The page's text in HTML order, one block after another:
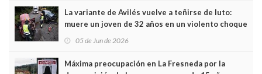
La variante de Avilés vuelve a teñirse de luto:
muere un joven de 32 años en un violento choque
frontal
05 de Jun de 2026
Máxima preocupación en La Fresneda por la